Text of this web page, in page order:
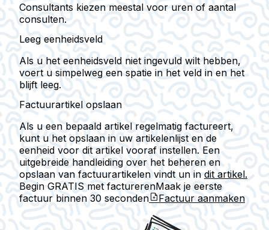
Consultants kiezen meestal voor uren of aantal
consulten.
Leeg eenheidsveld
Als u het eenheidsveld niet ingevuld wilt hebben,
voert u simpelweg een spatie in het veld in en het
blijft leeg.
Factuurartikel opslaan
Als u een bepaald artikel regelmatig factureert,
kunt u het opslaan in uw artikelenlijst en de
eenheid voor dit artikel vooraf instellen. Een
uitgebreide handleiding over het beheren en
opslaan van factuurartikelen vindt un in dit artikel.
Begin GRATIS met facturerenMaak je eerste
factuur binnen 30 seconden Factuur aanmaken